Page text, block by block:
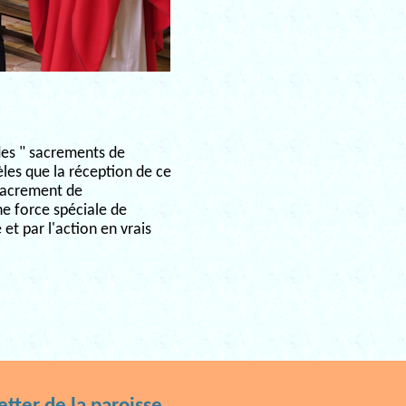
" sacrements de
que la réception de ce
de
force spéciale de
et par l'action en vrais